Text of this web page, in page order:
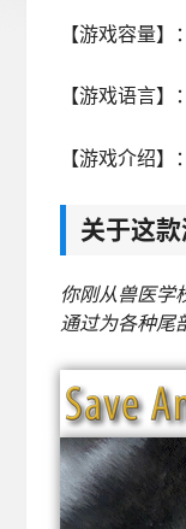
【游戏容量】
【游戏语言】：
【游戏介绍】：
关于这
你刚从兽医学
通过为各种尾